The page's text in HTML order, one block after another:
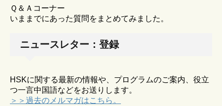
Ｑ＆Ａコーナー
いままでにあった質問をまとめてみました。
ニュースレター：登録
HSKに関する最新の情報や、プログラムのご案内、役立
つ一言中国語などをお送りします。
＞＞過去のメルマガはこちら。